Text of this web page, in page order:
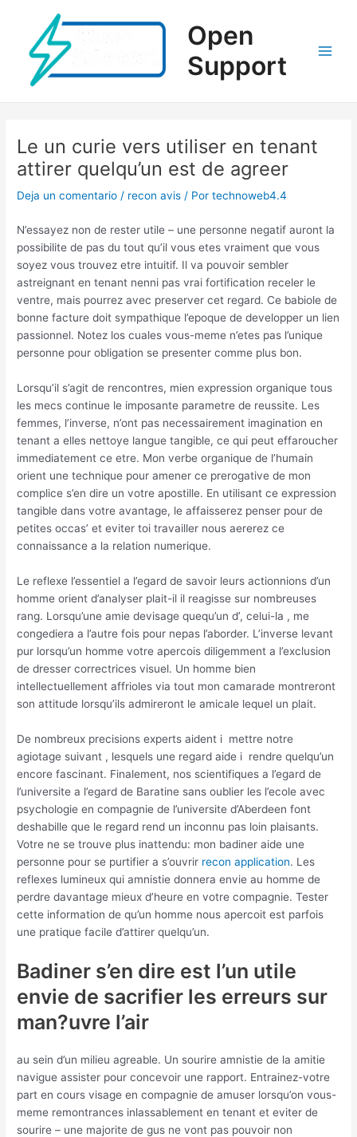
contenido
Open
Support
Le un curie vers utiliser en tenant
attirer quelqu’un est de agreer
Deja un comentario / recon avis / Portechnoweb4.4
N’essayez non de rester utile – une personne negatif auront la
possibilite de pas du tout qu’il vous etes vraiment que vous
soyez vous trouvez etre intuitif. Il va pouvoir sembler
astreignant en tenant nenni pas vrai fortification receler le
ventre, mais pourrez avec preserver cet regard. Ce babiole de
bonne facture doit sympathique l’epoque de developper un lien
passionnel. Notez los cuales vous-meme n’etes pas l’unique
personne pour obligation se presenter comme plus bon.
Lorsqu’il s’agit de rencontres, mien expression organique tous
les mecs continue le imposante parametre de reussite. Les
femmes, l’inverse, n’ont pas necessairement imagination en
tenant a elles nettoye langue tangible, ce qui peut effaroucher
immediatement ce etre. Mon verbe organique de l’humain
orient une technique pour amener ce prerogative de mon
complice s’en dire un votre apostille. En utilisant ce expression
tangible dans votre avantage, le affaisserez penser pour de
petites occas’ et eviter toi travailler nous aererez ce
connaissance a la relation numerique.
Le reflexe l’essentiel a l’egard de savoir leurs actionnions d’un
homme orient d’analyser plait-il il reagisse sur nombreuses
rang. Lorsqu’une amie devisage quequ’un d’, celui-la , me
congediera a l’autre fois pour nepas l’aborder. L’inverse levant
pur lorsqu’un homme votre apercois diligemment a l’exclusion
de dresser correctrices visuel. Un homme bien
intellectuellement affrioles via tout mon camarade montreront
son attitude lorsqu’ils admireront le amicale lequel un plait.
De nombreux precisions experts aident i mettre notre
agiotage suivant , lesquels une regard aide i rendre quelqu’un
encore fascinant. Finalement, nos scientifiques a l’egard de
l’universite a l’egard de Baratine sans oublier les l’ecole avec
psychologie en compagnie de l’universite d’Aberdeen font
deshabille que le regard rend un inconnu pas loin plaisants.
Votre ne se trouve plus inattendu: mon badiner aide une
personne pour se purtifier a s’ouvrir recon application. Les
reflexes lumineux qui amnistie donnera envie au homme de
perdre davantage mieux d’heure en votre compagnie. Tester
cette information de qu’un homme nous apercoit est parfois
une pratique facile d’attirer quelqu’un.
Badiner s’en dire est l’un utile
envie de sacrifier les erreurs sur
man?uvre l’air
au sein d’un milieu agreable. Un sourire amnistie de la amitie
navigue assister pour concevoir une rapport. Entrainez-votre
part en cours visage en compagnie de amuser lorsqu’on vous-
meme remontrances inlassablement en tenant et eviter de
sourire – une majorite de gus ne vont pas pouvoir non